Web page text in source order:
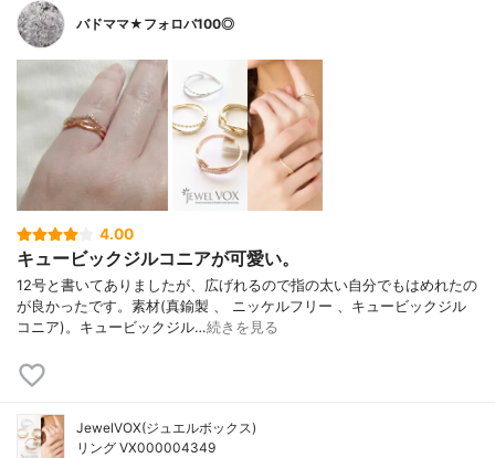
バドママ★フォロバ100◎
4.00
キュービックジルコニアが可愛い。
12号と書いてありましたが、広げれるので指の太い自分でもはめれたの
が良かったです。素材(真鍮製 、 ニッケルフリー 、キュービックジル
コニア)。キュービックジル…続きを見る
JewelVOX(ジュエルボックス)
リング VX000004349